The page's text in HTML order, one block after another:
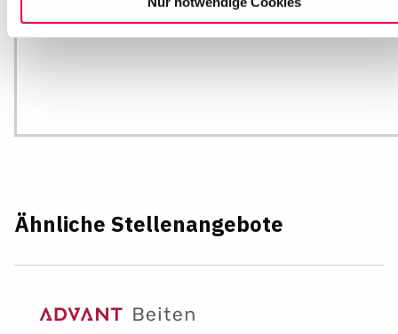
Informationen finden Sie in unserenDatenschutzhinweisen
Ähnliche Stellenangebote